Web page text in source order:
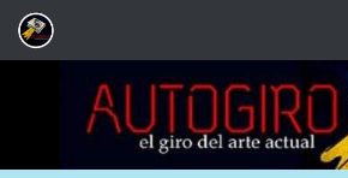
Saltar al contenido